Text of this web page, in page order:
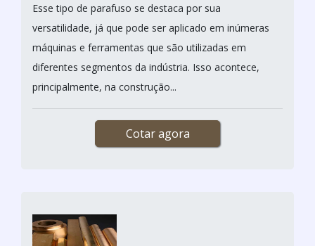
Esse tipo de parafuso se destaca por sua
versatilidade, já que pode ser aplicado em inúmeras
máquinas e ferramentas que são utilizadas em
diferentes segmentos da indústria. Isso acontece,
principalmente, na construção...
Cotar agora